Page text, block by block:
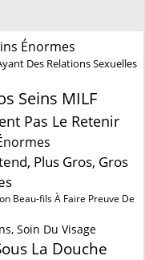
Énormes
Des Relations Sexuelles
Seins MILF
Pas Le Retenir
Plus Gros, Gros
Beau-fils À Faire Preuve De
Soin Du Visage
La Douche